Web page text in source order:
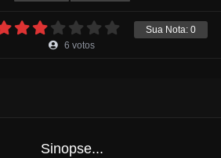
Sua Nota: 0
6 votos
Sinopse...